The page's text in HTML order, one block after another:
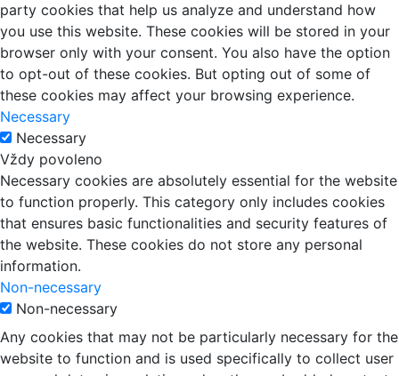
party cookies that help us analyze and understand how
you use this website. These cookies will be stored in your
browser only with your consent. You also have the option
to opt-out of these cookies. But opting out of some of
these cookies may affect your browsing experience.
Necessary
Necessary
Vždy povoleno
Necessary cookies are absolutely essential for the website
to function properly. This category only includes cookies
that ensures basic functionalities and security features of
the website. These cookies do not store any personal
information.
Non-necessary
Non-necessary
Any cookies that may not be particularly necessary for the
website to function and is used specifically to collect user